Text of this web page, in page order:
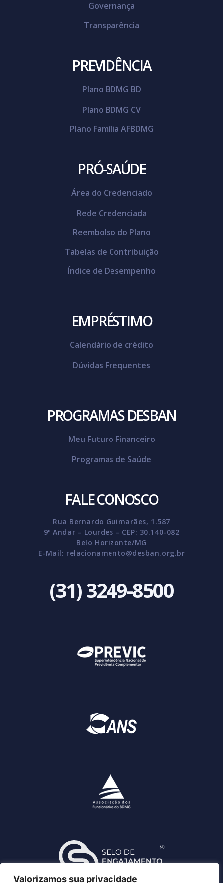
Valorizamos sua privacidade
Governança
Transparência
PREVIDÊNCIA
Plano BDMG BD
Plano BDMG CV
Plano Família AFBDMG
PRÓ-SAÚDE
Área do Credenciado
Rede Credenciada
Reembolso do Plano
Tabelas de Contribuição
Índice de Desempenho
EMPRÉSTIMO
Calendário de crédito
Dúvidas Frequentes
PROGRAMAS DESBAN
Meu Futuro Financeiro
Programas de Saúde
FALE CONOSCO
Rua Bernardo Guimarães, 1.587
9º Andar – Lourdes – CEP: 30.140-082
Belo Horizonte/MG
E-Mail: relacionamento@desban.org.br
(31) 3249-8500